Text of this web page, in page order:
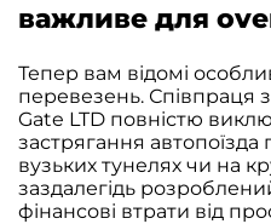
важливе для
Тепер вам відомі
перевезень. Співпраця
Gate LTD повністю
застрягання
вузьких тунелях чи на
заздалегідь
фінансові втрати від